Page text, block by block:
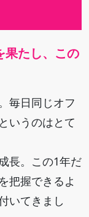
果たし、この
毎日同じオフ
いうのはとて
長。この1年だ
把握できるよ
いてきまし